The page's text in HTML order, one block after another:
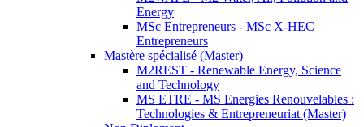
Energy
MSc Entrepreneurs - MSc X-HEC
Entrepreneurs
Mastère spécialisé (Master)
M2REST - Renewable Energy, Science
and Technology
MS ETRE - MS Energies Renouvelables :
Technologies & Entrepreneuriat (Master)